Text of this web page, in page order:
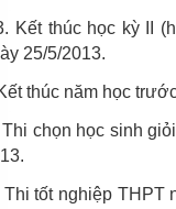
học kỳ II
25/5/2013.
năm học trước
học sinh giỏi
nghiệp THPT